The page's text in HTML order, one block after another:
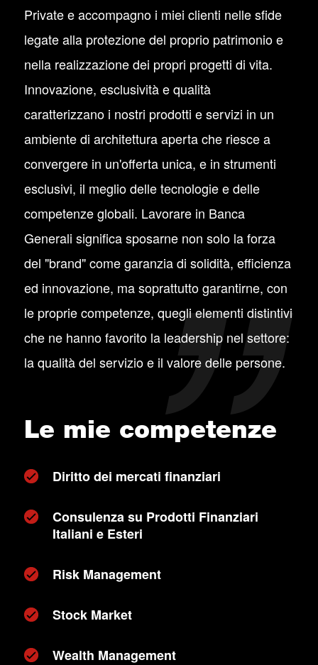
Private e accompagno i miei clienti nelle sfide
legate alla protezione del proprio patrimonio e
nella realizzazione dei propri progetti di vita.
Innovazione, esclusività e qualità
caratterizzano i nostri prodotti e servizi in un
ambiente di architettura aperta che riesce a
convergere in un'offerta unica, e in strumenti
esclusivi, il meglio delle tecnologie e delle
competenze globali. Lavorare in Banca
Generali significa sposarne non solo la forza
del "brand" come garanzia di solidità, efficienza
ed innovazione, ma soprattutto garantirne, con
le proprie competenze, quegli elementi distintivi
che ne hanno favorito la leadership nel settore:
la qualità del servizio e il valore delle persone.
Le mie competenze
Diritto dei mercati finanziari
Consulenza su Prodotti Finanziari
Italiani e Esteri
Risk Management
Stock Market
Wealth Management